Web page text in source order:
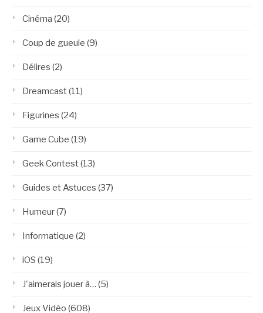
Cinéma (20)
Coup de gueule (9)
Délires (2)
Dreamcast(11)
Figurines (24)
Game Cube (19)
Geek Contest(13)
Guides et Astuces (37)
Humeur(7)
Informatique (2)
iOS (19)
J'aimerais jouer à… (5)
Jeux Vidéo (608)